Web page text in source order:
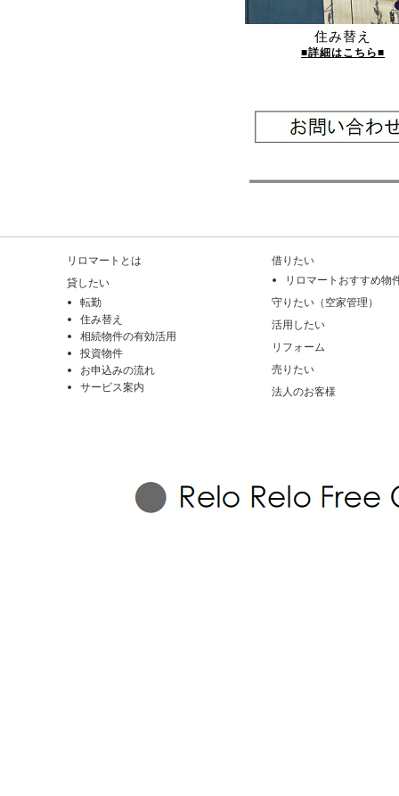
住み替え
■詳細はこちら■
リロマートとは
貸したい
転勤
住み替え
相続物件の有効活用
投資物件
お申込みの流れ
サービス案内
借りたい
リロマートおすすめ物
守りたい（空家管理）
活用したい
リフォーム
売りたい
法人のお客様